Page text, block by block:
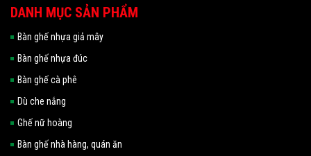
DANH MỤC SẢN PHẨM
Bàn ghế nhựa giả mây
Bàn ghế nhựa đúc
Bàn ghế cà phê
Dù che nắng
Ghế nữ hoàng
Bàn ghế nhà hàng, quán ăn